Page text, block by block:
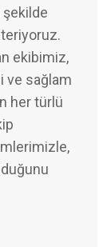
şekilde
ekibimiz,
ve sağlam
her türlü